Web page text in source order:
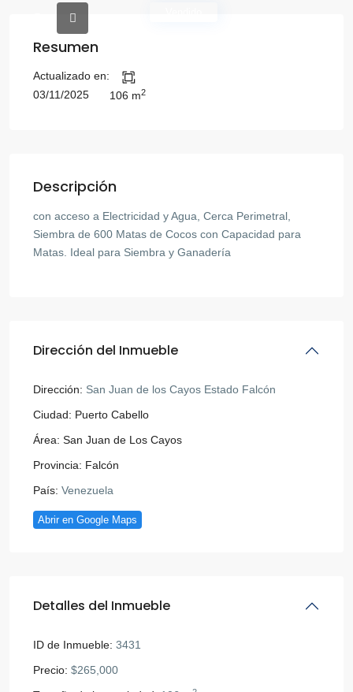
Resumen
Actualizado en:
03/11/2025
106 m2
Descripción
con acceso a Electricidad y Agua, Cerca Perimetral,
Siembra de 600 Matas de Cocos con Capacidad para
Matas. Ideal para Siembra y Ganadería
Dirección del Inmueble
Dirección: San Juan de los Cayos Estado Falcón
Ciudad: Puerto Cabello
Área: San Juan de Los Cayos
Provincia: Falcón
País: Venezuela
Abrir en Google Maps
Detalles del Inmueble
ID de Inmueble: 3431
Precio: $265,000